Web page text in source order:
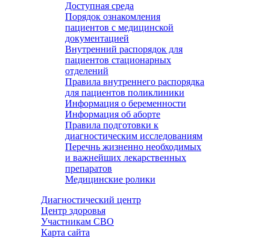
Доступная среда
Порядок ознакомления
пациентов с медицинской
документацией
Внутренний распорядок для
пациентов стационарных
отделений
Правила внутреннего распорядка
для пациентов поликлиники
Информация о беременности
Информация об аборте
Правила подготовки к
диагностическим исследованиям
Перечнь жизненно необходимых
и важнейших лекарственных
препаратов
Медицинские ролики
Диагностический центр
Центр здоровья
Участникам СВО
Карта сайта